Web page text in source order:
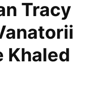
Tracy
Khaled